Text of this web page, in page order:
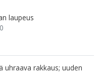
laupeus
uhraava rakkaus; uuden